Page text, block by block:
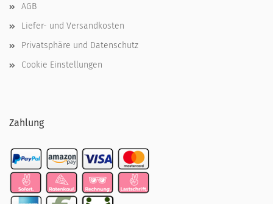
AGB
Liefer- und Versandkosten
Privatsphäre und Datenschutz
Cookie Einstellungen
Zahlung